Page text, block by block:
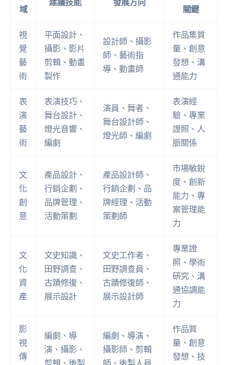
域
關鍵
視
覺
藝
術
平面設計、
攝影、影片
剪輯、動畫
製作
設計師、攝影
師、藝術指
導、動畫師
作品集質
量、創意
發想、溝
通能力
表
演
藝
術
表演技巧、
舞台設計、
燈光音響、
編劇
演員、舞者、
舞台設計師、
燈光師、編劇
表演經
驗、專業
證照、人
脈關係
文
化
創
意
產品設計、
行銷企劃、
品牌管理、
活動策劃
產品設計師、
行銷企劃、品
牌經理、活動
策劃師
市場敏銳
度、創新
能力、專
案管理能
力
文
化
資
產
文史知識、
田野調查、
古蹟修復、
展示設計
文史工作者、
田野調查員、
古蹟修復師、
展示設計師
專業證
照、學術
研究、溝
通協調能
力
影
視
傳
編劇、導
演、攝影、
剪輯、後製
編劇、導演、
攝影師、剪輯
師、後製人員
作品質
量、創意
發想、技